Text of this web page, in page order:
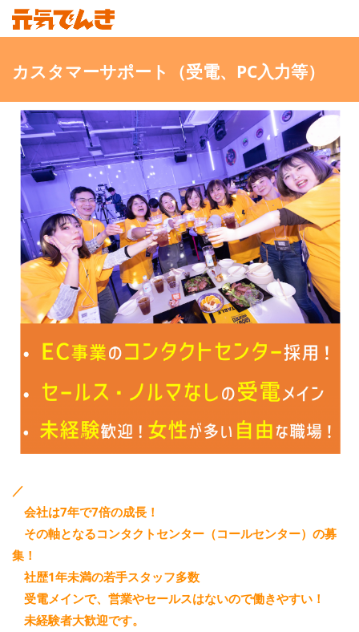
カスタマーサポート（受電、PC入力等）
／
会社は7年で7倍の成長！
その軸となるコンタクトセンター（コールセンター）の募
集！
社歴1年未満の若手スタッフ多数
受電メインで、営業やセールスはないので働きやすい！
未経験者大歓迎です。